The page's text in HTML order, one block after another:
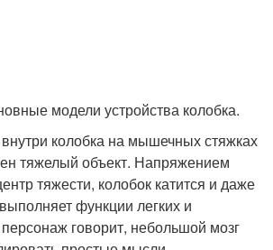
модели устройства колобка.
колобка на мышечных стяжках
тяжелый объект. Напряжением
тяжести, колобок катится и даже
функции легких и
персонаж говорит, небольшой мозг